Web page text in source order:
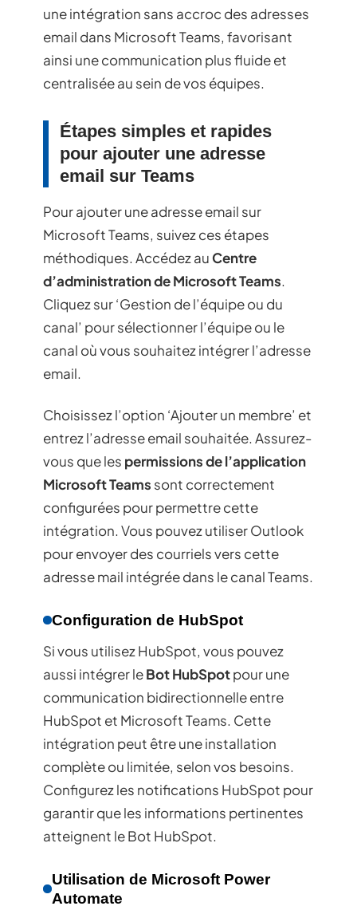
une intégration sans accroc des adresses
email dans Microsoft Teams, favorisant
ainsi une communication plus fluide et
centralisée au sein de vos équipes.
Étapes simples et rapides
pour ajouter une adresse
email sur Teams
Pour ajouter une adresse email sur
Microsoft Teams, suivez ces étapes
méthodiques. Accédez auCentre
d’administration de Microsoft Teams.
Cliquez sur ‘Gestion de l’équipe ou du
canal’ pour sélectionner l’équipe ou le
canal où vous souhaitez intégrer l’adresse
email.
Choisissez l’option ‘Ajouter un membre’ et
entrez l’adresse email souhaitée. Assurez-
vous que les permissions de l’application
Microsoft Teams sont correctement
configurées pour permettre cette
intégration. Vous pouvez utiliser Outlook
pour envoyer des courriels vers cette
adresse mail intégrée dans le canal Teams.
Configuration de HubSpot
Si vous utilisez HubSpot, vous pouvez
aussi intégrer leBot HubSpotpour une
communication bidirectionnelle entre
HubSpot et Microsoft Teams. Cette
intégration peut être une installation
complète ou limitée, selon vos besoins.
Configurez les notifications HubSpot pour
garantir que les informations pertinentes
atteignent le Bot HubSpot.
Utilisation de Microsoft Power
Automate